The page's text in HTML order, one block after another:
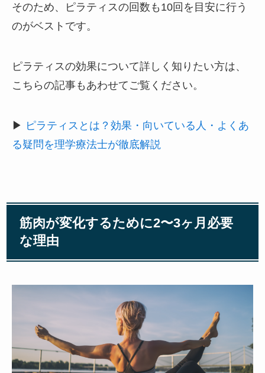
そのため、ピラティスの回数も10回を目安に行う
のがベストです。
ピラティスの効果について詳しく知りたい方は、
こちらの記事もあわせてご覧ください。
▶ ピラティスとは？効果・向いている人・よくあ
る疑問を理学療法士が徹底解説
筋肉が変化するために2〜3ヶ月必要
な理由